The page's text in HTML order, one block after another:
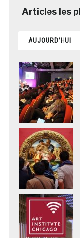
AUJOURD’HUI